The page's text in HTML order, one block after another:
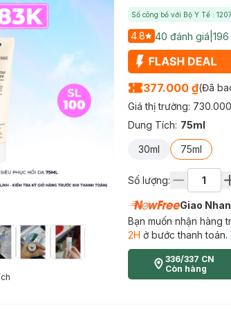
Số công bố với Bộ Y Tế :
4.8 40 đánh giá 196
377.000 ₫(Đã
Giá thị trường:
Dung Tích: 75ml
30ml 75ml
Số lượng:
Giao
Bạn muốn nhận hàng
2H ở bước thanh toán.
336/337 CN
Còn hàng